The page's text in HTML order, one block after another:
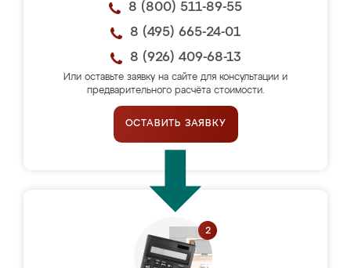
8 (800) 511-89-55
8 (495) 665-24-01
8 (926) 409-68-13
Или оставьте заявку на сайте для консультации и
предварительного расчёта стоимости.
ОСТАВИТЬ ЗАЯВКУ